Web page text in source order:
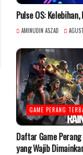
Pulse OS:
AMINUDIN ASZAD
GAME PERANG
Daftar Game
yang Wajib